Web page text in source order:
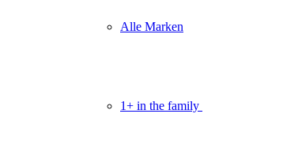
Alle Marken
1+ in the family